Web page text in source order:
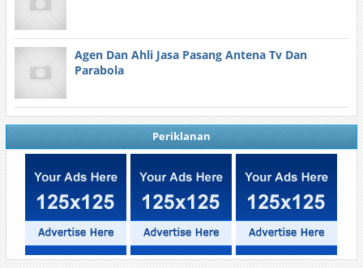
Agen Dan Ahli Jasa Pasang Antena Tv Dan
Parabola
Periklanan